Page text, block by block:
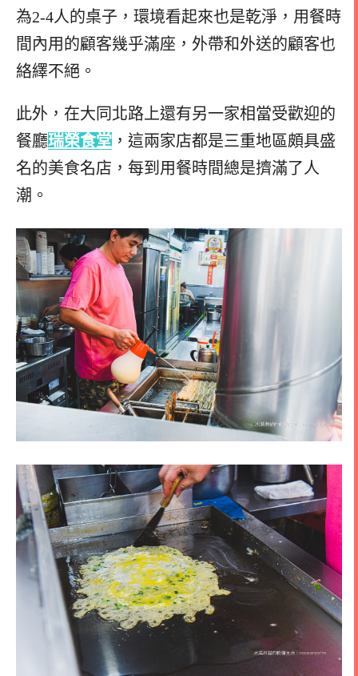
為2-4人的桌子，環境看起來也是乾淨，用餐時
間內用的顧客幾乎滿座，外帶和外送的顧客也
絡繹不絕。
此外，在大同北路上還有另一家相當受歡迎的
餐廳瑞榮食堂 ，這兩家店都是三重地區頗具盛
名的美食名店，每到用餐時間總是擠滿了人
潮。